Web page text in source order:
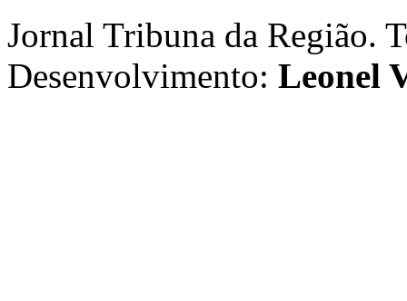
Jornal Tribuna da Região.
Desenvolvimento: Leonel